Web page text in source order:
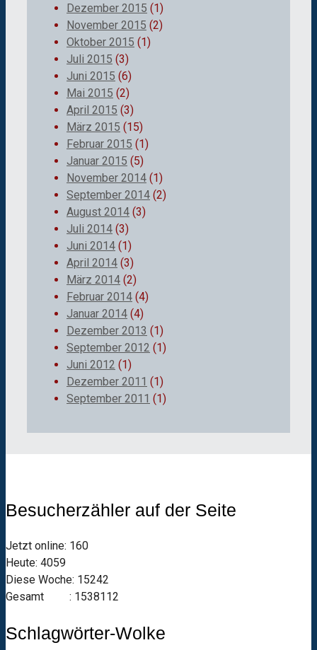
Dezember 2015 (1)
November 2015 (2)
Oktober 2015 (1)
Juli 2015 (3)
Juni 2015 (6)
Mai 2015 (2)
April 2015 (3)
März 2015 (15)
Februar 2015 (1)
Januar 2015 (5)
November 2014 (1)
September 2014 (2)
August 2014 (3)
Juli 2014 (3)
Juni 2014 (1)
April 2014 (3)
März 2014 (2)
Februar 2014 (4)
Januar 2014 (4)
Dezember 2013 (1)
September 2012 (1)
Juni 2012 (1)
Dezember 2011 (1)
September 2011 (1)
Besucherzähler auf der Seite
Jetzt online: 160
Heute: 4059
Diese Woche: 15242
Gesamt : 1538112
Schlagwörter-Wolke